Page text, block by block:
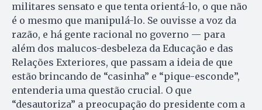
militares sensato e que tenta orientá-lo, o que não
é o mesmo que manipulá-lo. Se ouvisse a voz da
razão, e há gente racional no governo — para
além dos malucos-desbeleza da Educação e das
Relações Exteriores, que passam a ideia de que
estão brincando de “casinha” e “pique-esconde”,
entenderia uma questão crucial. O que
“desautoriza” a preocupação do presidente com a